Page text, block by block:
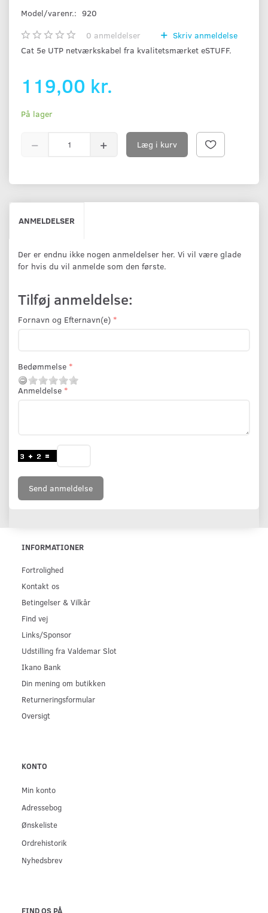
Model/varenr.: 920
0 anmeldelser
Skriv anmeldelse
Cat 5e UTP netværkskabel fra kvalitetsmærket eSTUFF.
119,00 kr.
På lager
Læg i kurv
ANMELDELSER
Der er endnu ikke nogen anmeldelser her. Vi vil være glade
for hvis du vil anmelde som den første.
Tilføj anmeldelse:
Fornavn og Efternavn(e)
Bedømmelse
Anmeldelse
Send anmeldelse
INFORMATIONER
Fortrolighed
Kontakt os
Betingelser & Vilkår
Find vej
Links/Sponsor
Udstilling fra Valdemar Slot
Ikano Bank
Din mening om butikken
Returneringsformular
Oversigt
KONTO
Min konto
Adressebog
Ønskeliste
Ordrehistorik
Nyhedsbrev
FIND OS PÅ